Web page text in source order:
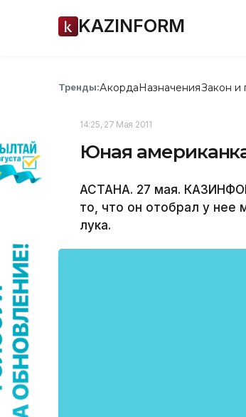
KAZINFORM
Тренды:АкордаНазначенияЗакон и
14:25, 27 Мая 2011
Юная
АСТАНА. 27 мая.
то, что он отобрал у нее
лука.